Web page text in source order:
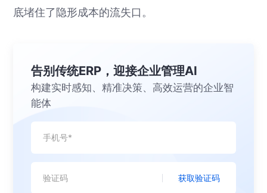
底堵住了隐形成本的流失口。
告别传统ERP，迎接企业管理AI
构建实时感知、精准决策、高效运营的企业智
能体
获取验证码